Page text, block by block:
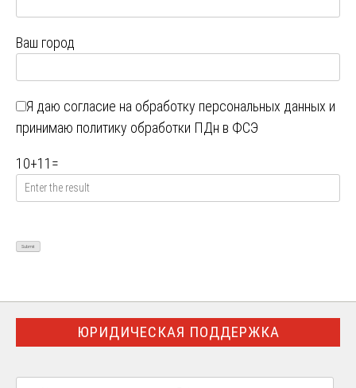
Ваш город
Я даю согласие на обработку персональных данных и
принимаю политику обработки ПДн в ФСЭ
10+11 =
ЮРИДИЧЕСКАЯ ПОДДЕРЖКА